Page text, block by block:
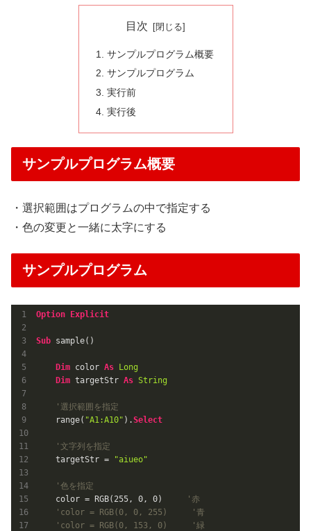
目次
サンプルプログラム概要
サンプルプログラム
実行前
実行後
サンプルプログラム概要
・選択範囲はプログラムの中で指定する
・色の変更と一緒に太字にする
サンプルプログラム
Option Explicit
Sub sample()
Dim color As Long
Dim targetStr As String
'選択範囲を指定
    range(
"A1:A10" ).Select
'文字列を指定
    targetStr =
"aiueo"
'色を指定
    color = RGB(
255 , 0 , 0)
'赤
'color = RGB(0, 0, 255)     '青
'color = RGB(0, 153, 0)     '緑